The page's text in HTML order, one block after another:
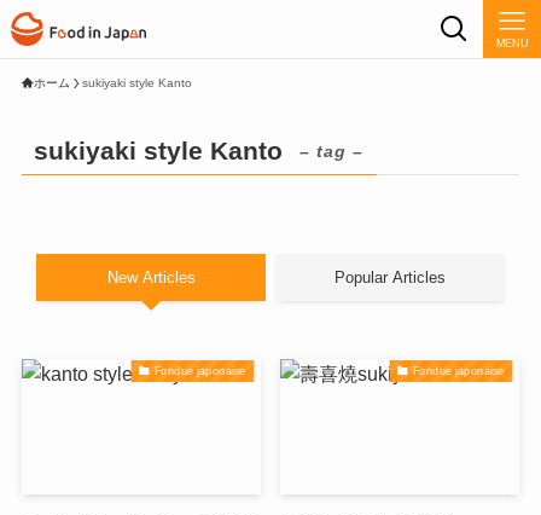
MENU
ホーム sukiyaki style Kanto
sukiyaki style Kanto – tag –
New Articles Popular Articles
Fondue japonaise Fondue japonaise